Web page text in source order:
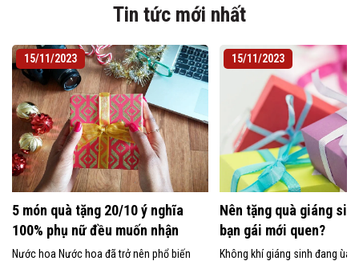
Tin tức mới nhất
15/11/2023
5 món quà tặng 20/10 ý nghĩa
100% phụ nữ đều muốn nhận
Nước hoa Nước hoa đã trở nên phổ biến
15/11/2023
Nên tặng quà giáng
bạn gái mới quen?
Không khí giáng sinh đang ùa